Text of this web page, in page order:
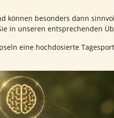
besonders dann
in unseren entsprechenden
eine hochdosierte